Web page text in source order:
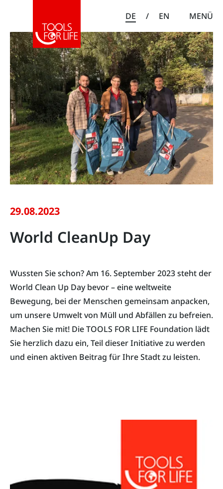
DE / EN MENÜ
29.08.2023
World CleanUp Day
Wussten Sie schon? Am 16. September 2023 steht der
World Clean Up Day bevor – eine weltweite
Bewegung, bei der Menschen gemeinsam anpacken,
um unsere Umwelt von Müll und Abfällen zu befreien.
Machen Sie mit! Die TOOLS FOR LIFE Foundation lädt
Sie herzlich dazu ein, Teil dieser Initiative zu werden
und einen aktiven Beitrag für Ihre Stadt zu leisten.